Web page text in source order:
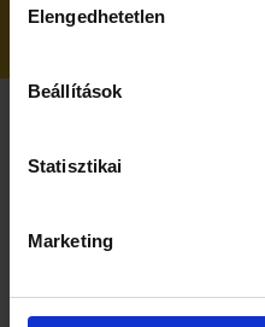
kiválasztása
Elengedhetetlen
Beállítások
Statisztikai
Marketing